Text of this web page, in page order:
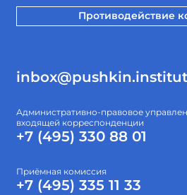
Противодействие
Административно-правовое
входящей корреспонденции
+7 (495) 330 88 01
Приёмная комиссия
+7 (495) 335 11 33